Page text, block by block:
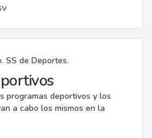
SS de Deportes.
programas deportivos y los
a cabo los mismos en la